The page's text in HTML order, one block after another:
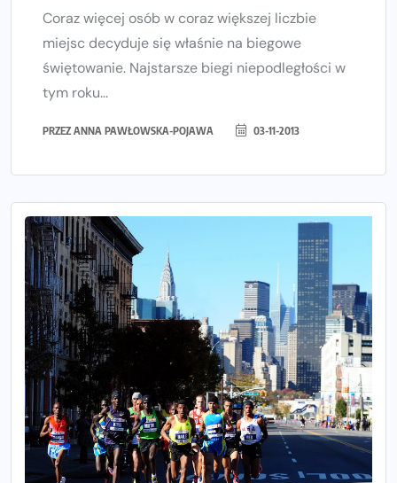
Coraz więcej osób w coraz większej liczbie
miejsc decyduje się właśnie na biegowe
świętowanie. Najstarsze biegi niepodległości w
tym roku...
PRZEZ ANNA PAWŁOWSKA-POJAWA 03-11-2013